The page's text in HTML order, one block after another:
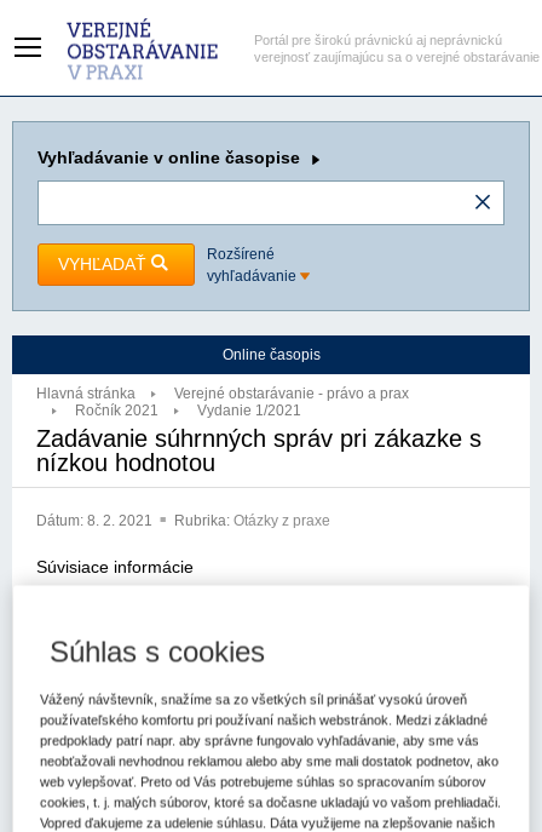
Portál pre širokú právnickú aj neprávnickú
verejnosť zaujímajúcu sa o verejné obstarávanie
Vyhľadávanie v online časopise
VYHĽADAŤ
Rozšírené
vyhľadávanie
Online časopis
Hlavná stránka
Verejné obstarávanie - právo a prax
Ročník 2021
Vydanie 1/2021
Zadávanie súhrnných správ pri zákazke s
nízkou hodnotou
Dátum: 8. 2. 2021 Rubrika: Otázky z praxe
Súvisiace informácie
Kľúčové slová
Register kľúčových slov
Ako je to so zadávaním súhrnných správ pri zákazkách s
nízkou hodnotou (ďalej len "ZSNH"), akým spôsobom sa
zadávajú a aké pravidlá sa na ne vzťahujú?
Súhlas s cookies
Vážený návštevník, snažíme sa zo všetkých síl prinášať vysokú úroveň
používateľského komfortu pri používaní našich webstránok. Medzi základné
predpoklady patrí napr. aby správne fungovalo vyhľadávanie, aby sme vás
neobťažovali nevhodnou reklamou alebo aby sme mali dostatok podnetov, ako
web vylepšovať. Preto od Vás potrebujeme súhlas so spracovaním súborov
cookies, t. j. malých súborov, ktoré sa dočasne ukladajú vo vašom prehliadači.
Vopred ďakujeme za udelenie súhlasu. Dáta využijeme na zlepšovanie našich